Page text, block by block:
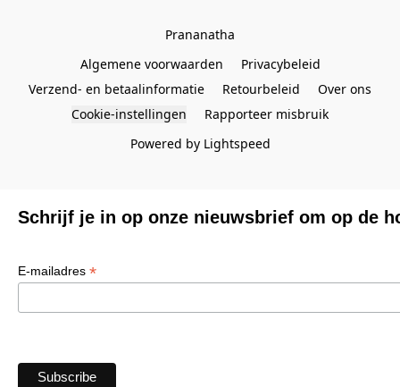
Prananatha
Algemene voorwaarden
Privacybeleid
Verzend- en betaalinformatie
Retourbeleid
Over ons
Cookie-instellingen
Rapporteer misbruik
Powered by Lightspeed
Schrijf je in op onze nieuwsbrief om op de
E-mailadres *